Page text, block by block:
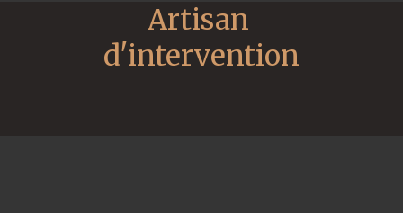
Artisan
d'intervention